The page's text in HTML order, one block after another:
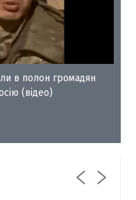
в полон громадян
(відео)